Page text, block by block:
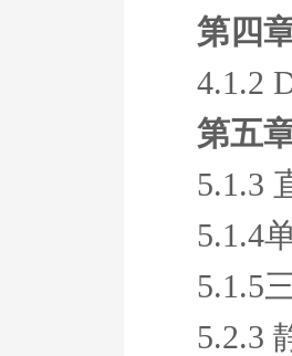
第四
4.1.2
第五
5.1.3
5.1.4
5.1.5
5.2.3